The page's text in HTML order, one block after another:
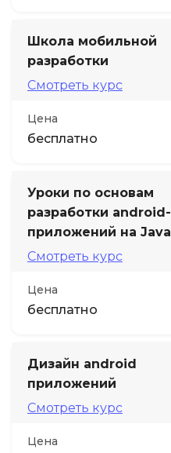
Школа мобильной
разработки
Смотреть курс
Цена
бесплатно
Уроки по основам
разработки android-
приложений на Java
Смотреть курс
Цена
бесплатно
Дизайн android
приложений
Смотреть курс
Цена